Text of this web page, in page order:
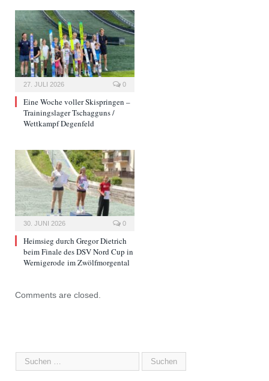
27. JULI 2026 0
Eine Woche voller Skispringen –
Trainingslager Tschagguns /
Wettkampf Degenfeld
30. JUNI 2026 0
Heimsieg durch Gregor Dietrich
beim Finale des DSV Nord Cup in
Wernigerode im Zwölfmorgental
Comments are closed.